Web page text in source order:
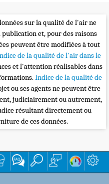
sur la qualité de l'air ne
et, pour des raisons
peuvent être modifiées à tout
de la qualité de l'air dans le
et l'attention réalisables dans
Indice de la qualité de
ou ses agents ne peuvent être
judiciairement ou autrement,
résultant directement ou
de ces données.